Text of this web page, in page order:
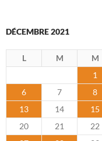
DÉCEMBRE 2021
L M M
1
6
7 8
13
14 15
20
21 22